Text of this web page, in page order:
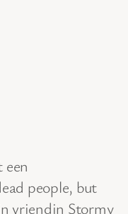
people, but
vriendin Stormy